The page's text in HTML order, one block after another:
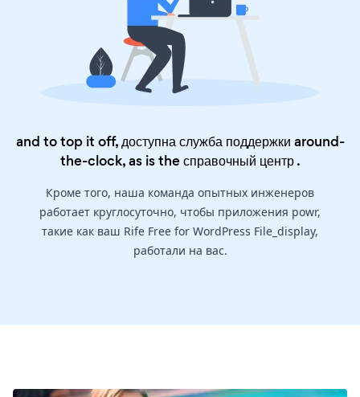
and to top it off, доступна служба поддержки around-
the-clock, as is theсправочный центр.
Кроме того, наша команда опытных инженеров
работает круглосуточно, чтобы приложения powr,
такие как ваш Rife Free for WordPress File_display,
работали на вас.